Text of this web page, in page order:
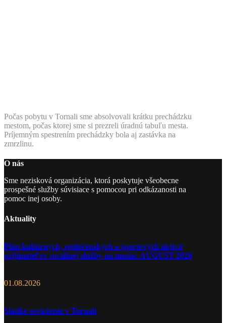
Počas pobytu v Tornali sme absolvovali krátku prechádzku
mestom, počas ktorej sme si prezreli úradnú tabuľu mesta.
Príjemným spestrením prechádzky bola aj zastávka na
zmrzlinu.
O nás
Sme nezisková organizácia, ktorá poskytuje všeobecne
prospešné služby súvisiace s pomocou pri odkázanosti na
pomoc inej osoby.
Aktuality
Plán kultúrnych, spoločenských a športových aktivít
prijímateľov sociálnej služby na mesiac AUGUST 2026
01.08.2026
Sladké osvieženie v Tornali